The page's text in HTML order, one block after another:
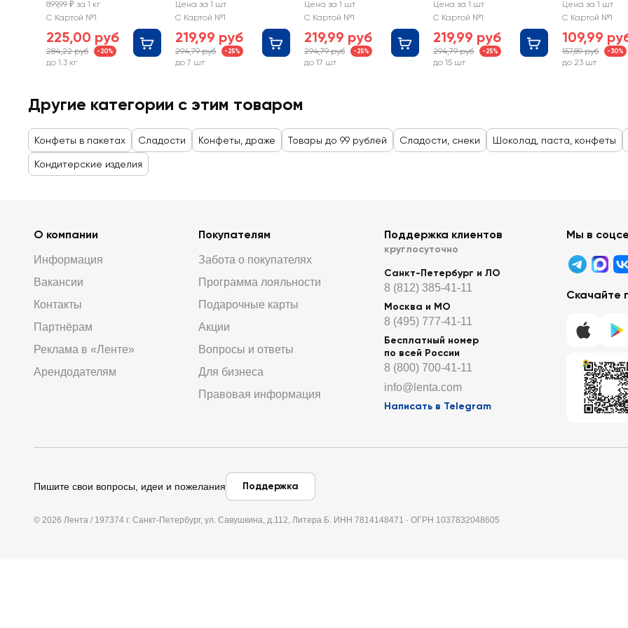
молочным
суфле, весовые
899,99 ₽ за 1 кг
С Картой №1
225,00 руб
284,22 руб -20%
до 1.3 кг
карамелью,
покрытые
шоколадом
Цена за 1 шт
С Картой №1
219,99 руб
294,79 руб -25%
до 7 шт
карамелью и нугой
Цена за 1 шт
С Картой №1
219,99 руб
294,79 руб -25%
до 17 шт
карамелью
Цена за 1 шт
С Картой №1
219,99 руб
294,79 руб -25%
до 15 шт
O'ZERA суфле
манго
Цена за 1 шт
С Картой №1
109,99
157,89 руб -30%
до 23 шт
Другие категории с этим товаром
Конфеты в пакетах Сладости Конфеты, драже Товары до 99 рублей Сладости, снеки Шоколад, паста, конфеты
Кондитерские изделия
О компании
Информация
Вакансии
Контакты
Партнёрам
Реклама в «Ленте»
Арендодателям
Покупателям
Забота о покупателях
Программа лояльности
Подарочные карты
Акции
Вопросы и ответы
Для бизнеса
Правовая информация
Поддержка клиентов
круглосуточно
Санкт-Петербург и ЛО
8 (812) 385-41-11
Москва и МО
8 (495) 777-41-11
Бесплатный номер
по всей России
8 (800) 700-41-11
info@lenta.com
Написать в Telegram
Мы в
Скачайте
Пишите свои вопросы, идеи и пожелания Поддержка
© 2026 Лента / 197374 г. Санкт-Петербург, ул. Савушкина, д.112, Литера Б. ИНН 7814148471 · ОГРН 1037832048605